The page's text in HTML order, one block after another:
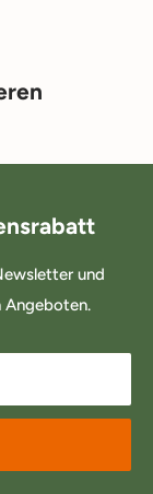
und
Angeboten.